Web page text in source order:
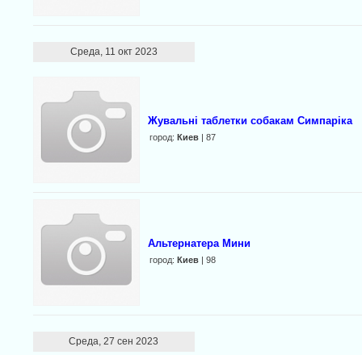
Среда, 11 окт 2023
Жувальні таблетки собакам Симпаріка
город: Киев| 87
Альтернатера Мини
город: Киев| 98
Среда, 27 сен 2023